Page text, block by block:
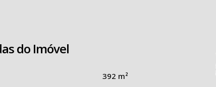
um dos bairros mais procurados da cidade!
do Imóvel
392 m²